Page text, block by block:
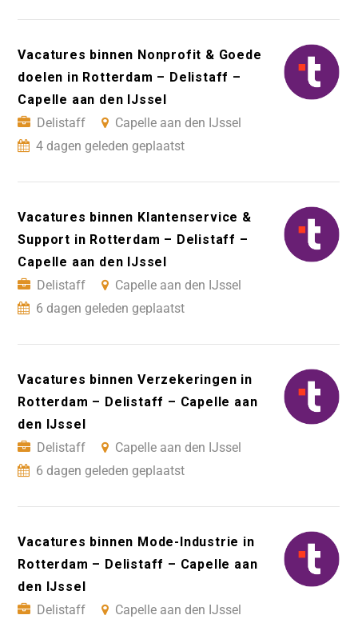
Vacatures binnen Nonprofit & Goede
doelen in Rotterdam – Delistaff –
Capelle aan den IJssel
Delistaff
Capelle aan den IJssel
4 dagen geleden geplaatst
Vacatures binnen Klantenservice &
Support in Rotterdam – Delistaff –
Capelle aan den IJssel
Delistaff
Capelle aan den IJssel
6 dagen geleden geplaatst
Vacatures binnen Verzekeringen in
Rotterdam – Delistaff – Capelle aan
den IJssel
Delistaff
Capelle aan den IJssel
6 dagen geleden geplaatst
Vacatures binnen Mode-Industrie in
Rotterdam – Delistaff – Capelle aan
den IJssel
Delistaff
Capelle aan den IJssel